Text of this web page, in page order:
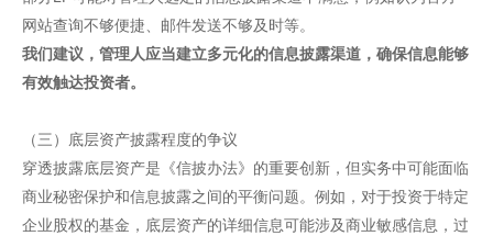
网站查询不够便捷、邮件发送不够及时等。
我们建议，管理人应当建立多元化的信息披露渠道，确保信息能够
有效触达投资者。
（三）底层资产披露程度的争议
穿透披露底层资产是《信披办法》的重要创新，但实务中可能面临
商业秘密保护和信息披露之间的平衡问题。例如，对于投资于特定
企业股权的基金，底层资产的详细信息可能涉及商业敏感信息，过